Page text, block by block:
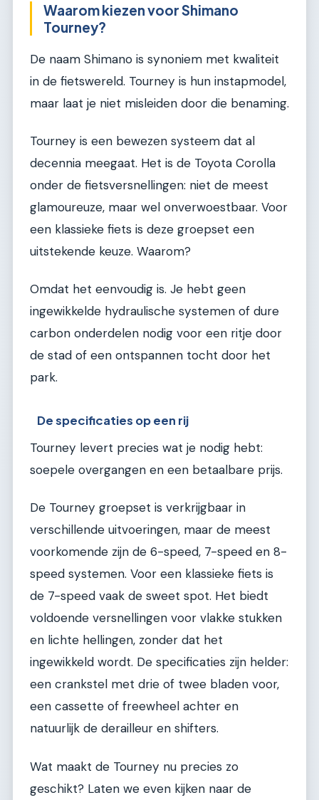
Waarom kiezen voor Shimano
Tourney?
De naam Shimano is synoniem met kwaliteit
in de fietswereld. Tourney is hun instapmodel,
maar laat je niet misleiden door die benaming.
Tourney is een bewezen systeem dat al
decennia meegaat. Het is de Toyota Corolla
onder de fietsversnellingen: niet de meest
glamoureuze, maar wel onverwoestbaar. Voor
een klassieke fiets is deze groepset een
uitstekende keuze. Waarom?
Omdat het eenvoudig is. Je hebt geen
ingewikkelde hydraulische systemen of dure
carbon onderdelen nodig voor een ritje door
de stad of een ontspannen tocht door het
park.
De specificaties op een rij
Tourney levert precies wat je nodig hebt:
soepele overgangen en een betaalbare prijs.
De Tourney groepset is verkrijgbaar in
verschillende uitvoeringen, maar de meest
voorkomende zijn de 6-speed, 7-speed en 8-
speed systemen. Voor een klassieke fiets is
de 7-speed vaak de sweet spot. Het biedt
voldoende versnellingen voor vlakke stukken
en lichte hellingen, zonder dat het
ingewikkeld wordt. De specificaties zijn helder:
een crankstel met drie of twee bladen voor,
een cassette of freewheel achter en
natuurlijk de derailleur en shifters.
Wat maakt de Tourney nu precies zo
geschikt? Laten we even kijken naar de